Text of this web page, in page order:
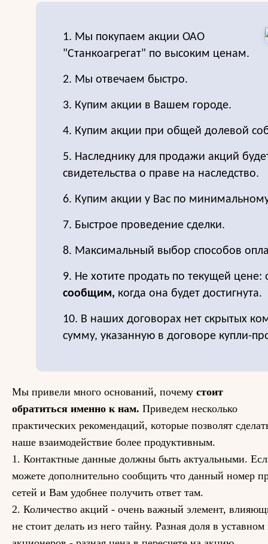
1. Мы покупаем акции ОАО
"Станкоагрегат" по высоким ценам.
2. Мы отвечаем быстро.
3. Купим акции в Вашем городе.
4. Купим акции при общей долевой
5. Наследнику для продажи акций
свидетельства о праве на наследство.
6. Купим акции у Вас по
7. Быстрое проведение сделки.
8. Максимальный выбор способов
9. Не хотите продать по текущей цене:
сообщим, когда она будет достигнута.
10. В наших договорах нет скрытых
сумму, указанную в договоре купли-
Мы привели много оснований, почему стоит
обратиться именно к нам. Приведем несколько
практических рекомендаций, которые позволят
наше взаимодействие более продуктивным.
1. Контактные данные должны быть актуальными.
можете дополнительно сообщить что данный номер
сетей и Вам удобнее получить ответ там.
2. Количество акций - очень важный элемент,
не стоит делать из него тайну. Разная доля в